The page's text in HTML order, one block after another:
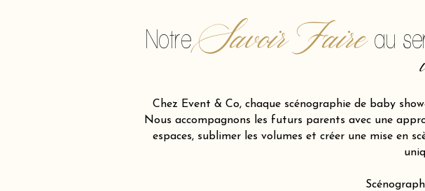
Savoir Faire
Notre au
Chez Event & Co, chaque scénographie de baby
Nous accompagnons les futurs parents avec une
espaces, sublimer les volumes et créer une mise en